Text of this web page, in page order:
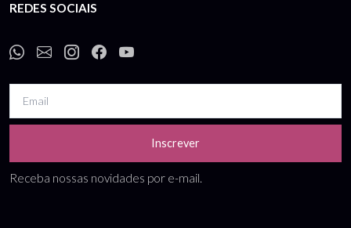
REDES SOCIAIS
Inscrever
Receba nossas novidades por e-mail.